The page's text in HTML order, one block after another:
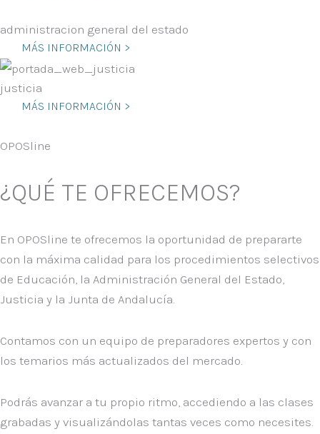
administracion general del estado
MÁS INFORMACIÓN >
justicia
MÁS INFORMACIÓN >
OPOSline
¿QUÉ TE OFRECEMOS?
En OPOSline te ofrecemos la oportunidad de prepararte
con la máxima calidad para los procedimientos selectivos
de Educación, la Administración General del Estado,
Justicia y la Junta de Andalucía.
Contamos con un equipo de preparadores expertos y con
los temarios más actualizados del mercado.
Podrás avanzar a tu propio ritmo, accediendo a las clases
grabadas y visualizándolas tantas veces como necesites.